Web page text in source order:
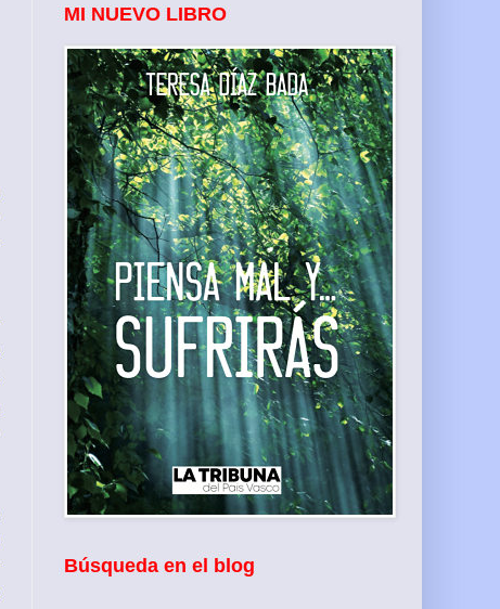
MI NUEVO LIBRO
Búsqueda en el blog